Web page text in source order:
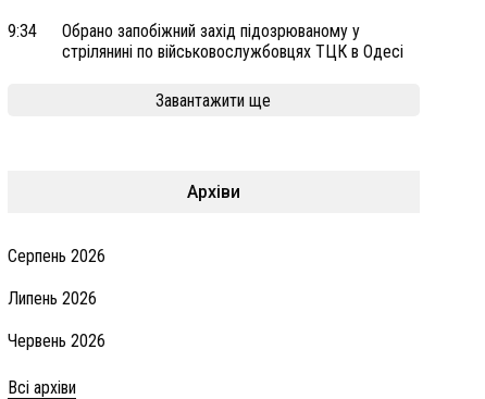
9:34
Обрано запобіжний захід підозрюваному у
стрілянині по військовослужбовцях ТЦК в Одесі
Завантажити ще
Архіви
Серпень 2026
Липень 2026
Червень 2026
Всі архіви